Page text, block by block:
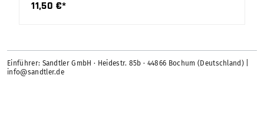
11,50 €*
Einführer: Sandtler GmbH · Heidestr. 85b · 44866 Bochum (Deutschland) |
info@sandtler.de